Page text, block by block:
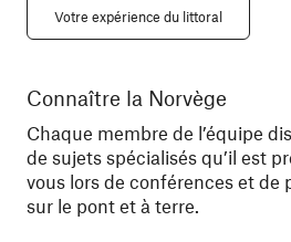
Votre expérience du littoral
Connaître la Norvège
Chaque membre de l’équipe
de sujets spécialisés qu’il est
vous lors de conférences et de
sur le pont et à terre.